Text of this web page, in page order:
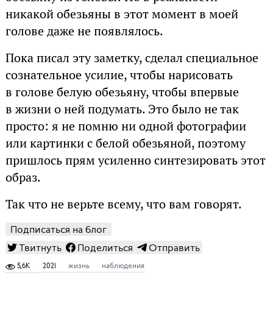
никакой обезьяны в этот момент в моей
голове даже не появлялось.
Пока писал эту заметку, сделал специальное
сознательное усилие, чтобы нарисовать
в голове белую обезьяну, чтобы впервые
в жизни о ней подумать. Это было не так
просто: я не помню ни одной фотографии
или картинки с белой обезьяной, поэтому
пришлось прям усиленно синтезировать этот
образ.
Так что не верьте всему, что вам говорят.
Подписаться на блог
Твитнуть
Поделиться Отправить
5,6K 2021 жизнь наблюдения